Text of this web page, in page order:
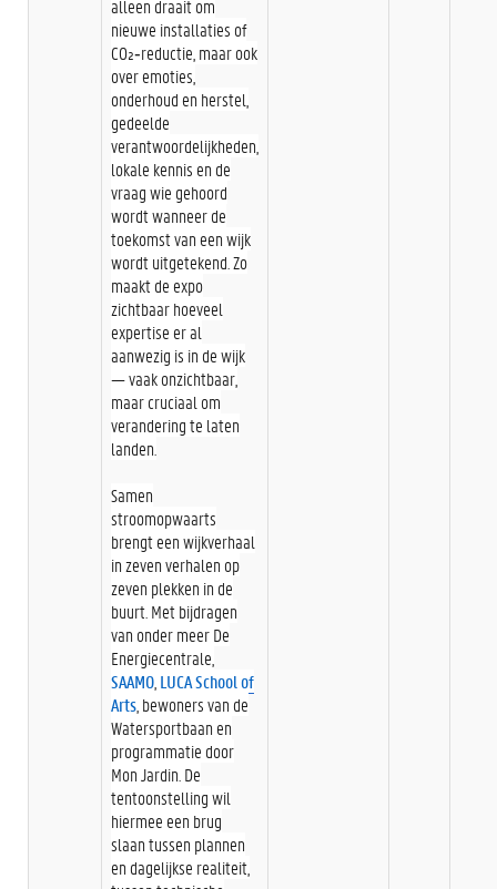
alleen draait om
nieuwe installaties of
CO₂‑reductie, maar ook
over emoties,
onderhoud en herstel,
gedeelde
verantwoordelijkheden,
lokale kennis en de
vraag wie gehoord
wordt wanneer de
toekomst van een wijk
wordt uitgetekend. Zo
maakt de expo
zichtbaar hoeveel
expertise er al
aanwezig is in de wijk
— vaak onzichtbaar,
maar cruciaal om
verandering te laten
landen.
Samen
stroomopwaarts
brengt een wijkverhaal
in zeven verhalen op
zeven plekken in de
buurt. Met bijdragen
van onder meer De
Energiecentrale,
SAAMO LUCA School of
Arts , bewoners van de
Watersportbaan en
programmatie door
Mon Jardin. De
tentoonstelling wil
hiermee een brug
slaan tussen plannen
en dagelijkse realiteit,